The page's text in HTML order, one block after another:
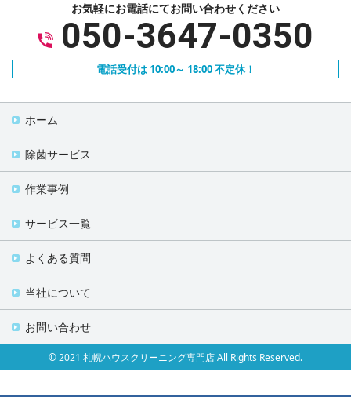
お気軽にお電話にてお問い合わせください
050-3647-0350
電話受付は 10:00～ 18:00 不定休！
ホーム
除菌サービス
作業事例
サービス一覧
よくある質問
当社について
お問い合わせ
© 2021 札幌ハウスクリーニング専門店 All Rights Reserved.